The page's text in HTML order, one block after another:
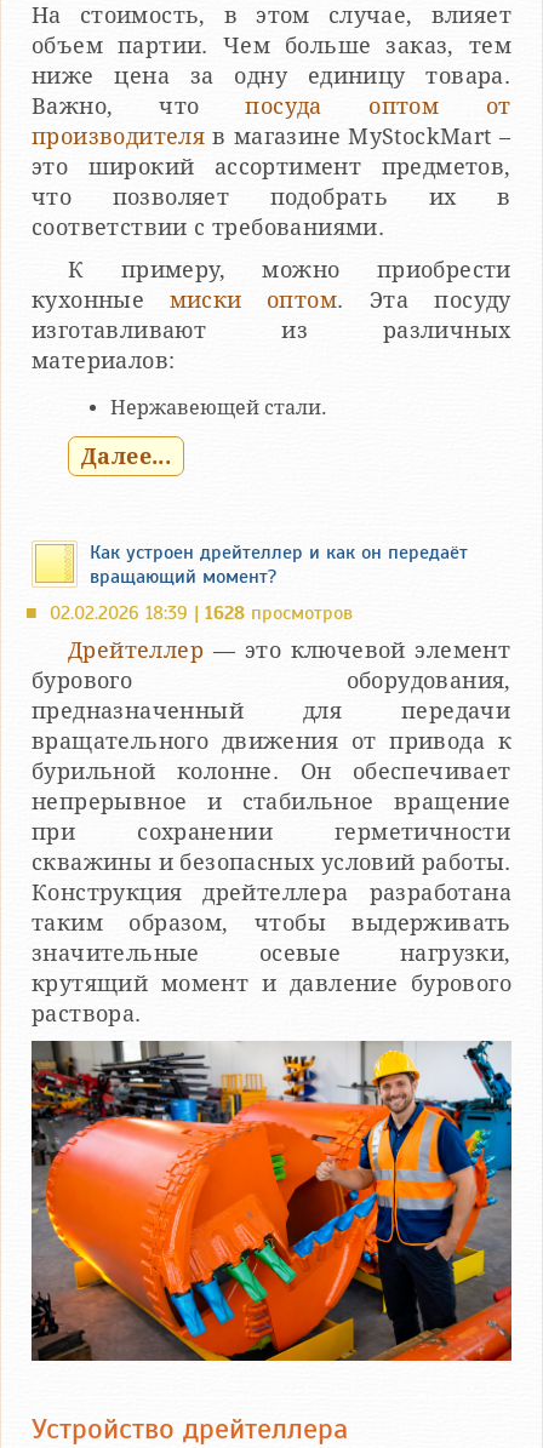
На стоимость, в этом случае, влияет
объем партии. Чем больше заказ, тем
ниже цена за одну единицу товара.
Важно, чтопосуда оптом от
производителя в магазине MyStockMart –
это широкий ассортимент предметов,
что позволяет подобрать их в
соответствии с требованиями.
К примеру, можно приобрести
кухонные миски оптом. Эта посуду
изготавливают из различных
материалов:
Нержавеющей стали.
Далее...
Как устроен дрейтеллер и как он передаёт
вращающий момент?
■ 02.02.2026 18:39 | 1628 просмотров
Дрейтеллер — это ключевой элемент
бурового оборудования,
предназначенный для передачи
вращательного движения от привода к
бурильной колонне. Он обеспечивает
непрерывное и стабильное вращение
при сохранении герметичности
скважины и безопасных условий работы.
Конструкция дрейтеллера разработана
таким образом, чтобы выдерживать
значительные осевые нагрузки,
крутящий момент и давление бурового
раствора.
Устройство дрейтеллера